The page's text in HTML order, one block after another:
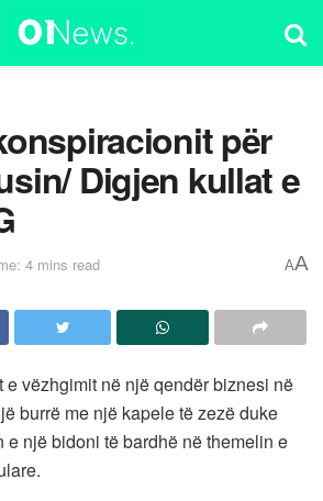
për
Digjen kullat e
4 mins read AA
e vëzhgimit në një qendër biznesi në
burrë me një kapele të zezë duke
e një bidoni të bardhë në themelin e